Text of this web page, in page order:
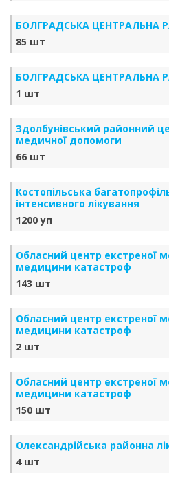
БОЛГРАДСЬКА ЦЕНТРАЛЬНА
85 шт
БОЛГРАДСЬКА ЦЕНТРАЛЬНА
1 шт
Здолбунівський районний
медичної допомоги
66 шт
Костопільська
інтенсивного лікування
1200 уп
Обласний центр екстреної
медицини катастроф
143 шт
Обласний центр екстреної
медицини катастроф
2 шт
Обласний центр екстреної
медицини катастроф
150 шт
Олександрійська районна
4 шт